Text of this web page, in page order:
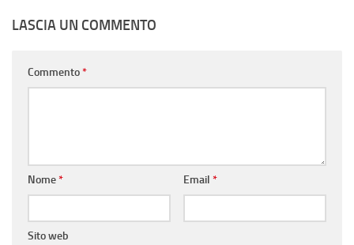
LASCIA UN COMMENTO
Commento*
Nome* Email *
Sito web